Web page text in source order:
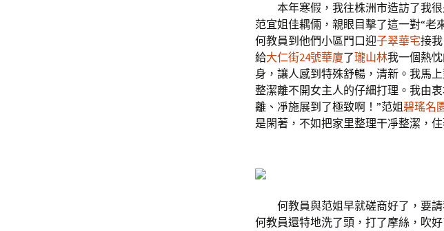
本年寒假，我往株洲市造訪了我很
范宜姐佳耦倆，親眼目擊了這一對“老
何教員到他們小區門口迎子翠華宅接我
給大仁街24號華廈了瓏山林我一個熱
身，讓人感到特殊舒暢，清新。我馬
整潔離不開女主人的仔細打理。我由
離、凈施展到了極致啊！”范姐碧瑤名
是閑著，不如把家里整理干凈整潔，
何教員與范姐早就磋商好了，要
何教員還特地洗了頭，打了摩絲，吹